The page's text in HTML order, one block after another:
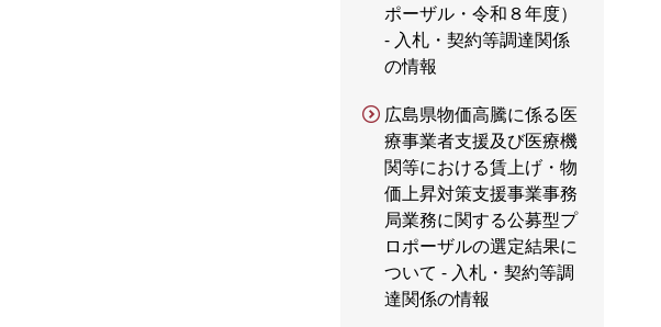
ポーザル・令和８年度）
- 入札・契約等調達関係
の情報
広島県物価高騰に係る医
療事業者支援及び医療機
関等における賃上げ・物
価上昇対策支援事業事務
局業務に関する公募型プ
ロポーザルの選定結果に
ついて - 入札・契約等調
達関係の情報